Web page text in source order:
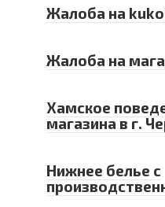
Жалоба на
Жалоба на
Хамское
магазина в г.
Нижнее белье с